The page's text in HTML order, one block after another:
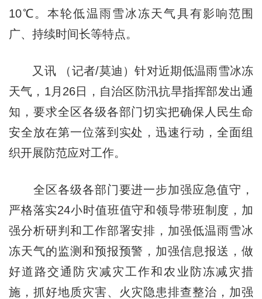
10℃。本轮低温雨雪冰冻天气具有影响范围
广、持续时间长等特点。
又讯 （记者/莫迪）针对近期低温雨雪冰冻
天气，1月26日，自治区防汛抗旱指挥部发出通
知，要求全区各级各部门切实把确保人民生命
安全放在第一位落到实处，迅速行动，全面组
织开展防范应对工作。
全区各级各部门要进一步加强应急值守，
严格落实24小时值班值守和领导带班制度，加
强分析研判和工作部署安排，加强低温雨雪冰
冻天气的监测和预报预警，加强信息报送，做
好道路交通防灾减灾工作和农业防冻减灾措
施，抓好地质灾害、火灾隐患排查整治，加强